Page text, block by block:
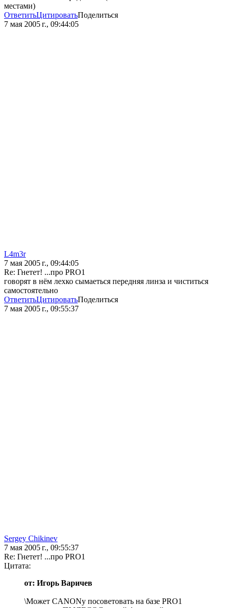
местами)
ОтветитьЦитироватьПоделиться
7 мая 2005 г., 09:44:05
L4m3r
7 мая 2005 г., 09:44:05
Re: Гнетет! ...про PRO1
говорят в нём лехко сымаеться передняя линза и чиститься
самостоятельно
ОтветитьЦитироватьПоделиться
7 мая 2005 г., 09:55:37
Sergey Chikinev
7 мая 2005 г., 09:55:37
Re: Гнетет! ...про PRO1
Цитата:
от: Игорь Варичев
\Может CANONу посоветовать на базе PRO1